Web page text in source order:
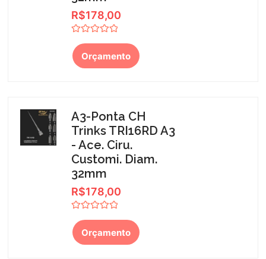
R$178,00
0
de
5
Orçamento
A3-Ponta CH
Trinks TRI16RD A3
- Ace. Ciru.
Customi. Diam.
32mm
R$178,00
0
de
5
Orçamento